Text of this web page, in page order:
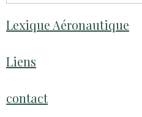
Lexique Aéronautique
Liens
contact